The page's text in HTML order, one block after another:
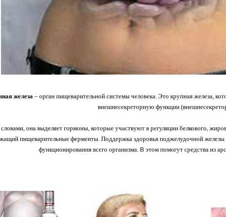
железа– орган пищеварительной системы человека. Это крупная железа,
внешнесекреторную функции
она выделяет гормоны, которые участвуют в регуляции белкового,
пищеварительные ферменты. Поддержка здоровья поджелудочной железы
функционирования всего организма. В этом помогут средства из